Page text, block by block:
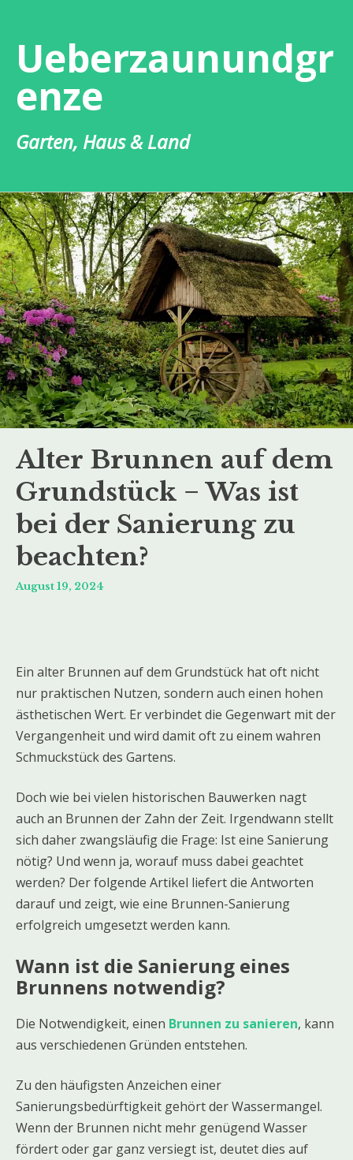
springen
Ueberzaunundgr
enze
Garten, Haus & Land
Alter Brunnen auf dem
Grundstück − Was ist
bei der Sanierung zu
beachten?
August 19, 2024
Ein alter Brunnen auf dem Grundstück hat oft nicht
nur praktischen Nutzen, sondern auch einen hohen
ästhetischen Wert. Er verbindet die Gegenwart mit der
Vergangenheit und wird damit oft zu einem wahren
Schmuckstück des Gartens.
Doch wie bei vielen historischen Bauwerken nagt
auch an Brunnen der Zahn der Zeit. Irgendwann stellt
sich daher zwangsläufig die Frage: Ist eine Sanierung
nötig? Und wenn ja, worauf muss dabei geachtet
werden? Der folgende Artikel liefert die Antworten
darauf und zeigt, wie eine Brunnen-Sanierung
erfolgreich umgesetzt werden kann.
Wann ist die Sanierung eines
Brunnens notwendig?
Die Notwendigkeit, einen Brunnen zu sanieren, kann
aus verschiedenen Gründen entstehen.
Zu den häufigsten Anzeichen einer
Sanierungsbedürftigkeit gehört der Wassermangel.
Wenn der Brunnen nicht mehr genügend Wasser
fördert oder gar ganz versiegt ist, deutet dies auf